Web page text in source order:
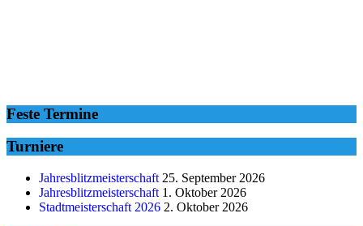
Feste Termine
Turniere
Jahresblitzmeisterschaft 25. September 2026
Jahresblitzmeisterschaft 1. Oktober 2026
Stadtmeisterschaft 2026 2. Oktober 2026